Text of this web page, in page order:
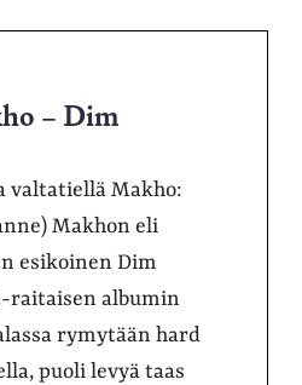
– Dim
valtatiellä Makho:
Makhon eli
esikoinen Dim
raitaisen albumin
rymytään hard
puoli levyä taas